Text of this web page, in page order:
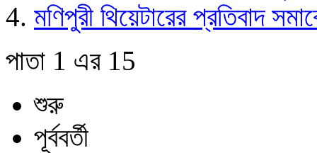
মণিপুরী থিয়েটারের প্রতিবাদ
পাতা 1 এর 15
শুরু
পূর্ববর্তী